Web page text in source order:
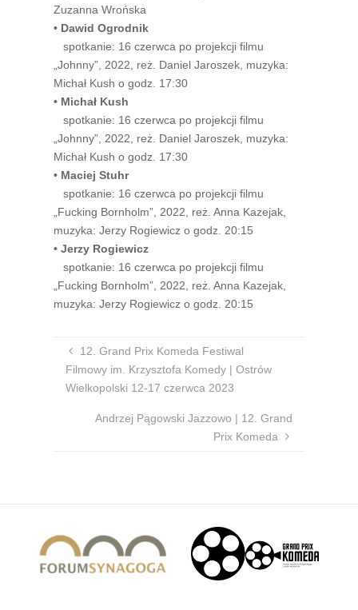
Zuzanna Wrońska
• Dawid Ogrodnik
spotkanie: 16 czerwca po projekcji filmu
„Johnny”, 2022, reż. Daniel Jaroszek, muzyka:
Michał Kush o godz. 17:30
• Michał Kush
spotkanie: 16 czerwca po projekcji filmu
„Johnny”, 2022, reż. Daniel Jaroszek, muzyka:
Michał Kush o godz. 17:30
• Maciej Stuhr
spotkanie: 16 czerwca po projekcji filmu
„Fucking Bornholm”, 2022, reż. Anna Kazejak,
muzyka: Jerzy Rogiewicz o godz. 20:15
•Jerzy Rogiewicz
spotkanie: 16 czerwca po projekcji filmu
„Fucking Bornholm”, 2022, reż. Anna Kazejak,
muzyka: Jerzy Rogiewicz o godz. 20:15
12. Grand Prix Komeda Festiwal
Filmowy im. Krzysztofa Komedy | Ostrów
Wielkopolski 12-17 czerwca 2023
Andrzej Pągowski Jazzowo | 12. Grand
Prix Komeda